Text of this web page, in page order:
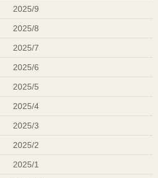
2025/9
2025/8
2025/7
2025/6
2025/5
2025/4
2025/3
2025/2
2025/1